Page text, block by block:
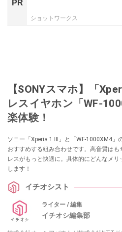
PR
ショットワークス
【SONYスマホ】「
レスイヤホン「WF-
楽体験！
ソニー「Xperia 1 III」と「WF-1000XM4
おすすめする組み合わせです。高音質は
レスがもっと快適に。具体的にどんなメ
します！
イチオシスト
ライター / 編集
イチオシ編集部